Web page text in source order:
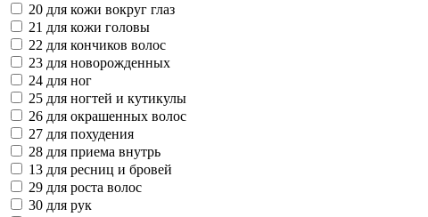
20 для кожи вокруг глаз
21 для кожи головы
22 для кончиков волос
23 для новорожденных
24 для ног
25 для ногтей и кутикулы
26 для окрашенных волос
27 для похудения
28 для приема внутрь
13 для ресниц и бровей
29 для роста волос
30 для рук